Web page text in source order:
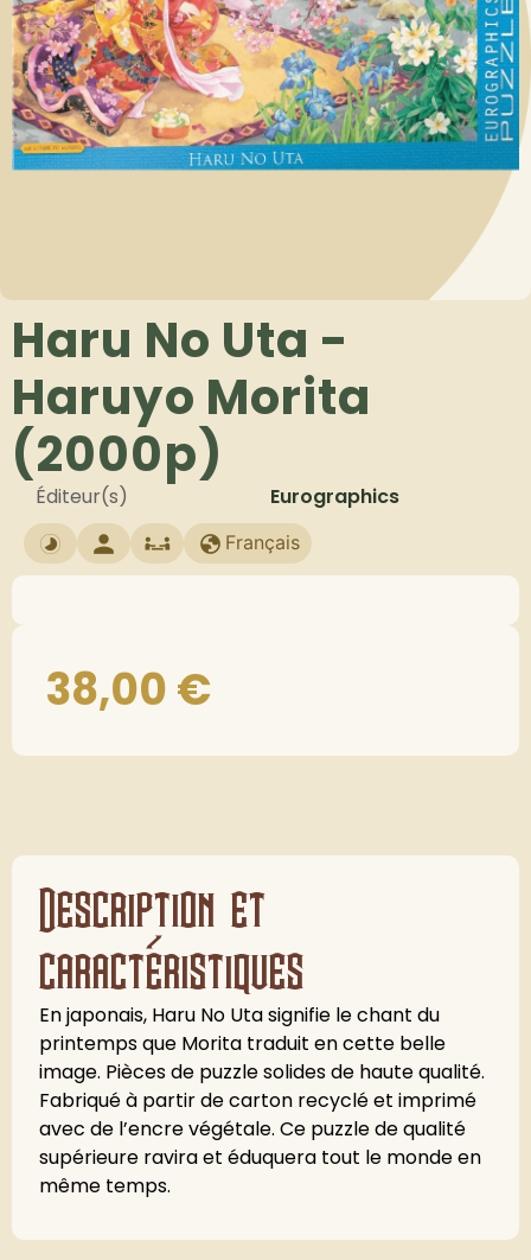
Haru No Uta -
Haruyo Morita
(2000p)
Éditeur(s) Eurographics
Français
38,00€
Description et
caractéristiques
En japonais, Haru No Uta signifie le chant du
printemps que Morita traduit en cette belle
image. Pièces de puzzle solides de haute qualité.
Fabriqué à partir de carton recyclé et imprimé
avec de l’encre végétale. Ce puzzle de qualité
supérieure ravira et éduquera tout le monde en
même temps.